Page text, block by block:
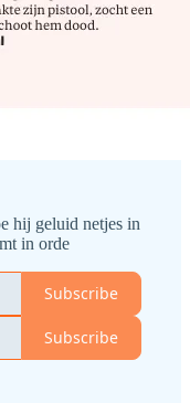
hij geluid netjes in
in orde
Subscribe
Subscribe